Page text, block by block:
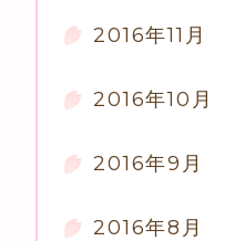
2016年11月
2016年10月
2016年9月
2016年8月